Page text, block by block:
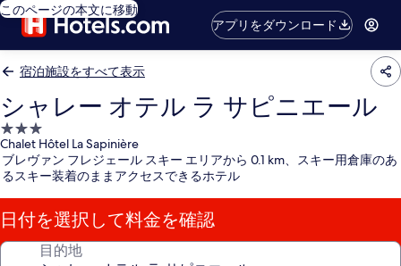
このページの本文に移動
アプリをダウンロード
宿泊施設をすべて表示
シャレー オテル ラ サピニエール
3.0
つ
星
宿
泊
施
設
Chalet Hôtel La Sapinière
ブレヴァン フレジェール スキー エリアから 0.1 km、スキー用倉庫のあ
るスキー装着のままアクセスできるホテル
日付を選択して料金を確認
目的地